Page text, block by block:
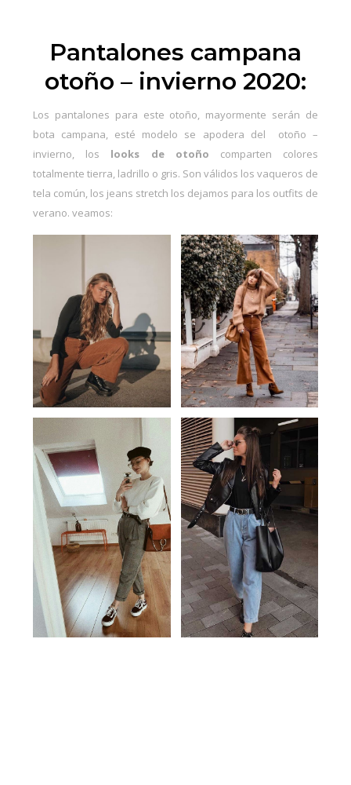
Pantalones campana
otoño – invierno 2020:
Los pantalones para este otoño, mayormente serán de
bota campana, esté modelo se apodera del otoño –
invierno, los looks de otoño comparten colores
totalmente tierra, ladrillo o gris. Son válidos los vaqueros de
tela común, los jeans stretch los dejamos para los outfits de
verano. veamos: